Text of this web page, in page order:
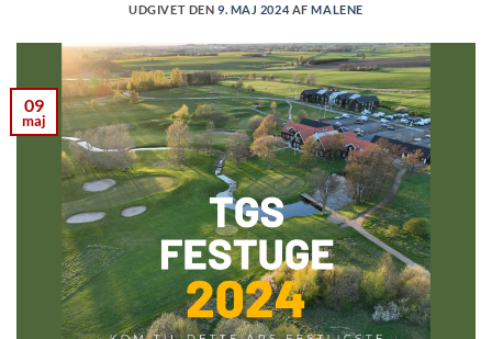
UDGIVET DEN 9. MAJ 2024 AFMALENE
09
maj